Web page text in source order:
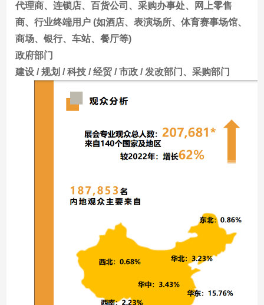
代理商、连锁店、百货公司、采购办事处、网上零售
商、行业终端用户 (如酒店、表演场所、体育赛事场馆、
商场、银行、车站、餐厅等)
政府部门
建设 / 规划 / 科技 / 经贸 / 市政 / 发改部门、采购部门